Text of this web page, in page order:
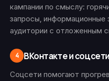
кампании по смыслу:
запросы, информационные
аудитории с отложенным
4 ВКонтакте и соцсети
Соцсети помогают